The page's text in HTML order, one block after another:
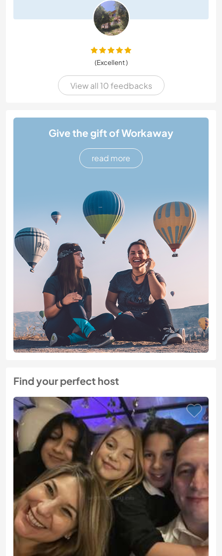
(Excellent )
View all 10 feedbacks
Give the gift of Workaway
read more
Find your perfect host